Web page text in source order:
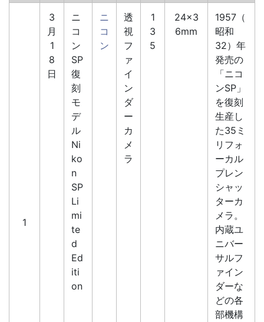
1
3
月
1
8
日
ニ
コ
ン
SP
復
刻
モ
デ
ル
Ni
ko
n
SP
Li
mi
te
d
Ed
iti
on
ニ
コ
ン
透
視
フ
ァ
イ
ン
ダ
ー
カ
メ
ラ
1
3
5
24×3
6mm
1957（
昭和
32）年
発売の
「ニコ
ンSP」
を復刻
生産し
た35ミ
リフォ
ーカル
プレン
シャッ
ターカ
メラ。
内蔵ユ
ニバー
サルフ
ァイン
ダーな
どの各
部機構